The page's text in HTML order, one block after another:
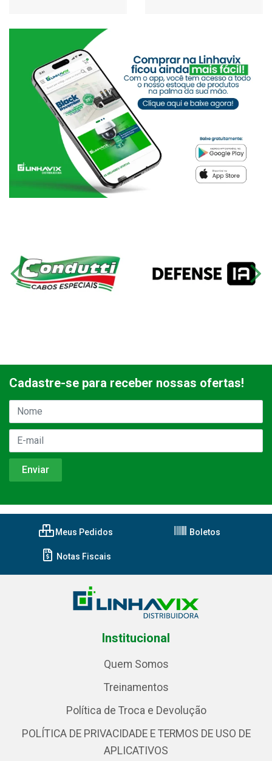
Cadastre-se para receber nossas ofertas!
Meus Pedidos Boletos
Notas Fiscais
Institucional
Quem Somos
Treinamentos
Política de Troca e Devolução
POLÍTICA DE PRIVACIDADE E TERMOS DE USO DE
APLICATIVOS